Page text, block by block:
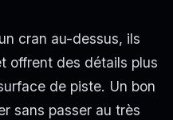
cran au-dessus, ils
offrent des détails plus
de piste. Un bon
sans passer au très